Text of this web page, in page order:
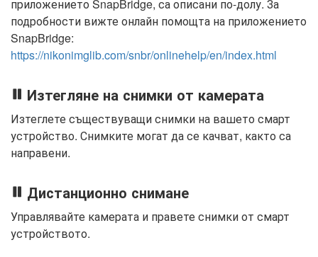
приложението SnapBridge, са описани по-долу. За
подробности вижте онлайн помощта на приложението
SnapBridge:
https://nikonimglib.com/snbr/onlinehelp/en/index.html
Изтегляне на снимки от камерата
Изтеглете съществуващи снимки на вашето смарт
устройство. Снимките могат да се качват, както са
направени.
Дистанционно снимане
Управлявайте камерата и правете снимки от смарт
устройството.